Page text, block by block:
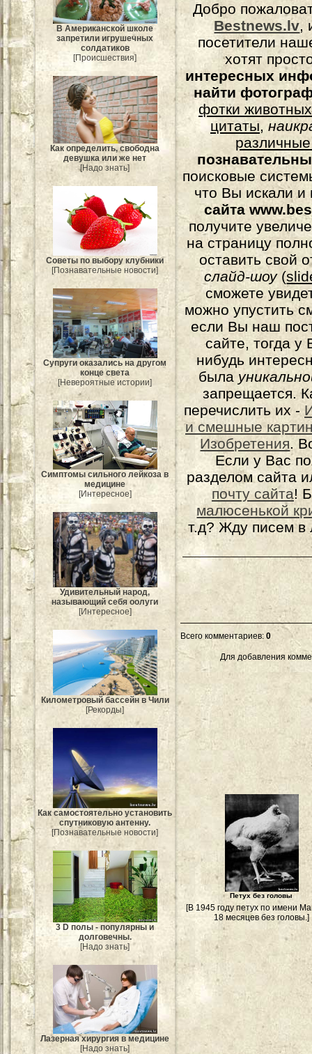
В Американской школе
запретили игрушечных
солдатиков
[Происшествия]
Как определить, свободна
девушка или же нет
[Надо знать]
Советы по выбору клубники
[Познавательные новости]
Супруги оказались на другом
конце света
[Невероятные истории]
Симптомы сильного лейкоза в
медицине
[Интересное]
Удивительный народ,
называющий себя оолуги
[Интересное]
Километровый бассейн в Чили
[Рекорды]
Как самостоятельно установить
спутниковую антенну.
[Познавательные новости]
3 D полы - популярны и
долговечны.
[Надо знать]
Лазерная хирургия в медицине
[Надо знать]
Добро
Bestnews.lv,
посетители
хотят
интересных
найти
фотки животных
цитаты,
поисковые
что Вы искали и
сайта
получите
на страницу
оставить свой
слайд-шоу(
сможете
можно упустить
если Вы наш
сайте, тогда у
нибудь
была
запрещается.
перечислить их -
и смешные
Изобретения.
Если у Вас
разделом сайта
почту сайта!
малюсенькой
т.д? Жду писем в
Всего комментариев: 0
Для добавления
Петух без головы
[В 1945 году петух по имени
18 месяцев без головы.]